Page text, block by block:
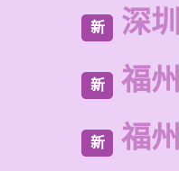
新 深
新 福
新 福